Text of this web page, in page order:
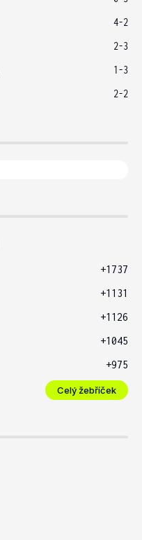
4-2
2-3
1-3
2-2
+1737
+1131
+1126
+1045
+975
Celý žebříček